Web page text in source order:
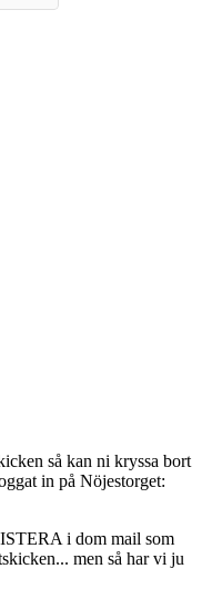
så kan ni kryssa bort
in på Nöjestorget:
i dom mail som
men så har vi ju